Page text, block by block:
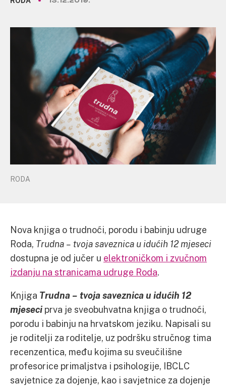
RODA
Nova knjiga o trudnoći, porodu i babinju udruge
Roda, Trudna – tvoja saveznica u idućih 12 mjeseci
dostupna je od jučer u elektroničkom i zvučnom
izdanju na stranicama udruge Roda.
Knjiga Trudna – tvoja saveznica u idućih 12
mjeseci prva je sveobuhvatna knjiga o trudnoći,
porodu i babinju na hrvatskom jeziku. Napisali su
je roditelji za roditelje, uz podršku stručnog tima
recenzentica, među kojima su sveučilišne
profesorice primaljstva i psihologije, IBCLC
savjetnice za dojenje, kao i savjetnice za dojenje